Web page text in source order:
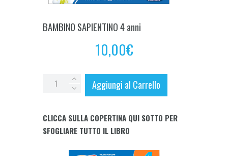
BAMBINO SAPIENTINO 4 anni
10,00€
BAMBINO
SAPIENTINO
anni
quantity
Aggiungi al Carrello
CLICCA SULLA COPERTINA QUI SOTTO PER
SFOGLIARE TUTTO IL LIBRO